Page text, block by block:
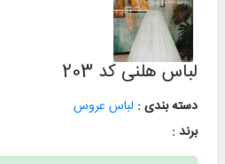
لباس هلنی کد 203
دسته بندی : لباس عروس
برند :